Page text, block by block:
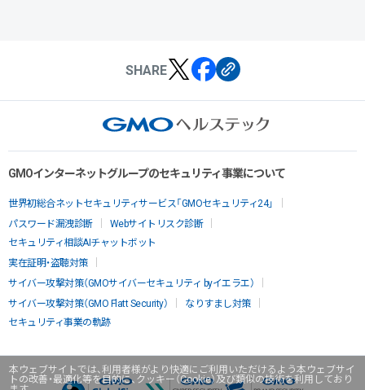
本ウェブサイトでは、利用者様がより快適にご利用いただけるよう本ウェブサイ
トの改善・最適化等を目的に、クッキー（Cookie）及び類似の技術を利用しており
SHARE
GMOインターネットグループのセキュリティ事業について
世界初総合ネットセキュリティサービス「GMOセキュリティ24」
パスワード漏洩診断
Webサイトリスク診断
セキュリティ相談AIチャットボット
実在証明・盗聴対策
サイバー攻撃対策（GMOサイバーセキュリティ byイエラエ）
サイバー攻撃対策（GMO Flatt Security）
なりすまし対策
セキュリティ事業の軌跡